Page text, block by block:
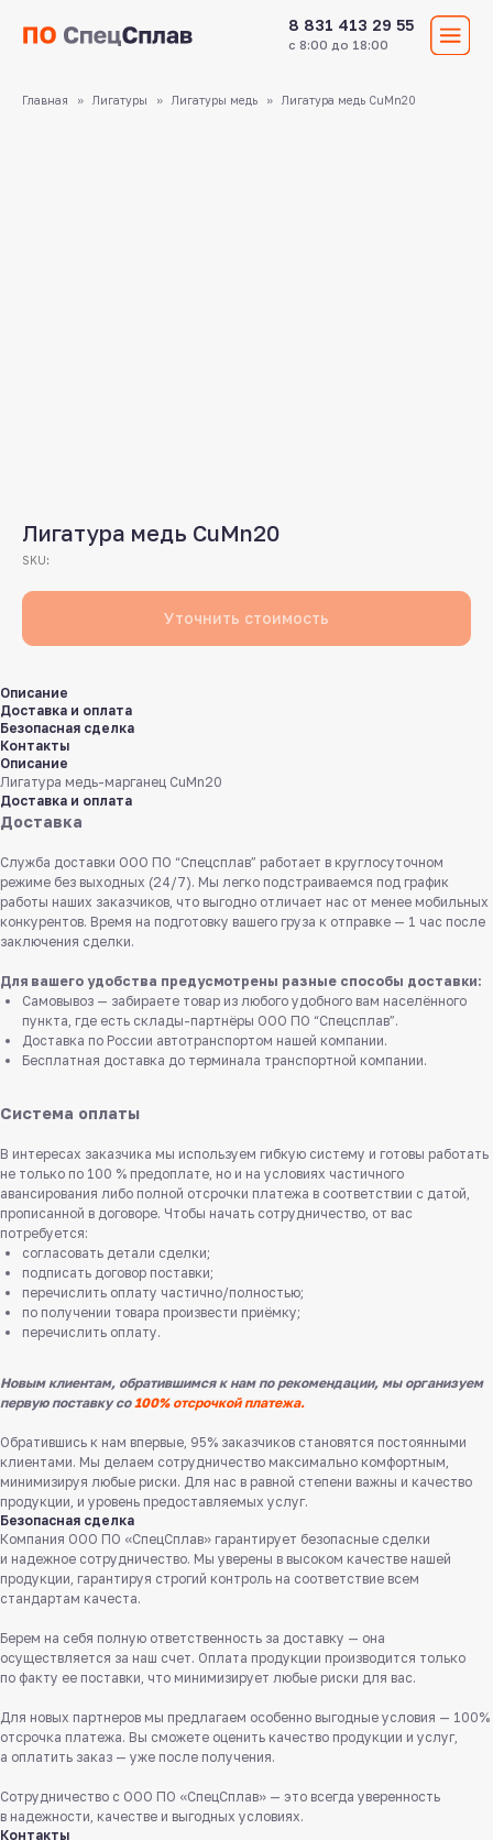
8 831 413 29 55
Главная Лигатуры Лигатуры медь Лигатура медь CuMn20
Лигатура медь CuMn20
SKU:
Уточнить стоимость
Описание
Доставка и оплата
Безопасная сделка
Контакты
Описание
Лигатура медь-марганец CuMn20
Доставка и оплата
Доставка
Служба доставки ООО ПО “Спецсплав” работает в круглосуточном
режиме без выходных (24/7). Мы легко подстраиваемся под график
работы наших заказчиков, что выгодно отличает нас от менее мобильных
конкурентов. Время на подготовку вашего груза к отправке — 1 час после
заключения сделки.
Для вашего удобства предусмотрены разные способы доставки:
Самовывоз — забираете товар из любого удобного вам населённого
пункта, где есть склады-партнёры ООО ПО “Спецсплав”.
Доставка по России автотранспортом нашей компании.
Бесплатная доставка до терминала транспортной компании.
Система оплаты
В интересах заказчика мы используем гибкую систему и готовы работать
не только по 100 % предоплате, но и на условиях частичного
авансирования либо полной отсрочки платежа в соответствии с датой,
прописанной в договоре. Чтобы начать сотрудничество, от вас
потребуется:
согласовать детали сделки;
подписать договор поставки;
перечислить оплату частично/полностью;
по получении товара произвести приёмку;
перечислить оплату.
Новым клиентам, обратившимся к нам по рекомендации, мы организуем
первую поставку со100% отсрочкой платежа.
Обратившись к нам впервые, 95% заказчиков становятся постоянными
клиентами. Мы делаем сотрудничество максимально комфортным,
минимизируя любые риски. Для нас в равной степени важны и качество
продукции, и уровень предоставляемых услуг.
Безопасная сделка
Компания ООО ПО «СпецСплав» гарантирует безопасные сделки
и надежное сотрудничество. Мы уверены в высоком качестве нашей
продукции, гарантируя строгий контроль на соответствие всем
стандартам качеста.
Берем на себя полную ответственность за доставку — она
осуществляется за наш счет. Оплата продукции производится только
по факту ее поставки, что минимизирует любые риски для вас.
Для новых партнеров мы предлагаем особенно выгодные условия — 100%
отсрочка платежа. Вы сможете оценить качество продукции и услуг,
а оплатить заказ — уже после получения.
Сотрудничество с ООО ПО «СпецСплав» — это всегда уверенность
в надежности, качестве и выгодных условиях.
Контакты
Заказать звонок
Служба поддержки клиентов
8 831 413 29 55